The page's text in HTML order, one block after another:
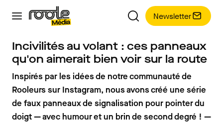
Newsletter
Incivilités au volant : ces panneaux
qu'on aimerait bien voir sur la route
Inspirés par les idées de notre communauté de
Rooleurs sur Instagram, nous avons créé une série
de faux panneaux de signalisation pour pointer du
doigt — avec humour et un brin de second degré ! —